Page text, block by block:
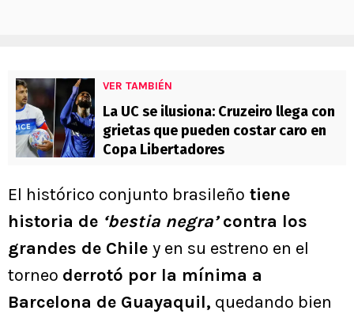
VER TAMBIÉN
La UC se ilusiona: Cruzeiro llega con
grietas que pueden costar caro en
Copa Libertadores
El histórico conjunto brasileño tiene
historia de ‘bestia negra’contra los
grandes de Chile y en su estreno en el
torneo derrotó por la mínima a
Barcelona de Guayaquil, quedando bien